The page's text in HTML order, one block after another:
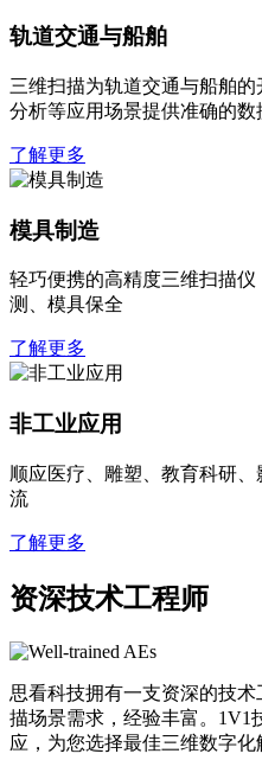
轨道交通与船舶
三维扫描为轨道交通与船舶
分析等应用场景提供准确的数
了解更多
模具制造
轻巧便携的高精度三维扫描
测、模具保全
了解更多
非工业应用
顺应医疗、雕塑、教育科研
流
了解更多
资深技术工程师
思看科技拥有一支资深的技
描场景需求，经验丰富。1V1
应，为您选择最佳三维数字化